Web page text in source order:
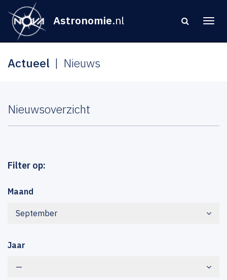
Astronomie.nl
Actueel Nieuws
Nieuwsoverzicht
Filter op:
Maand
September
Jaar
—